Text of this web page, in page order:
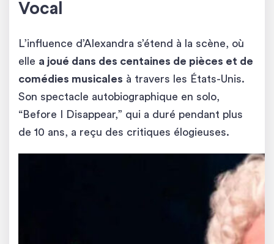
Vocal
L’influence d’Alexandra s’étend à la scène, où
elle a joué dans des centaines de pièces et de
comédies musicales à travers les États-Unis.
Son spectacle autobiographique en solo,
“Before I Disappear,” qui a duré pendant plus
de 10 ans, a reçu des critiques élogieuses.